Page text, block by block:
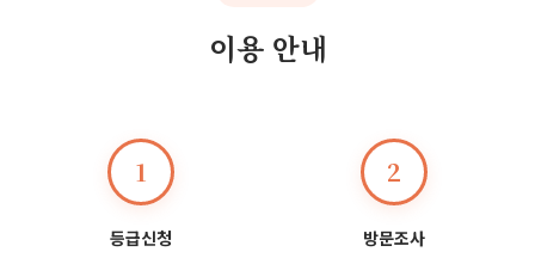
이용 안내
1
등급신청
2
방문조사